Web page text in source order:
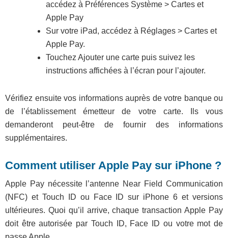
accédez à Préférences Système > Cartes et
Apple Pay
Sur votre iPad, accédez à Réglages > Cartes et
Apple Pay.
Touchez Ajouter une carte puis suivez les
instructions affichées à l’écran pour l’ajouter.
Vérifiez ensuite vos informations auprès de votre banque ou
de l’établissement émetteur de votre carte. Ils vous
demanderont peut-être de fournir des informations
supplémentaires.
Comment utiliser Apple Pay sur iPhone ?
Apple Pay nécessite l’antenne Near Field Communication
(NFC) et Touch ID ou Face ID sur iPhone 6 et versions
ultérieures. Quoi qu’il arrive, chaque transaction Apple Pay
doit être autorisée par Touch ID, Face ID ou votre mot de